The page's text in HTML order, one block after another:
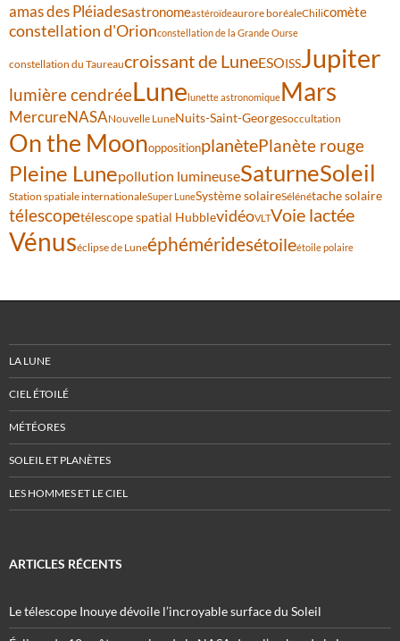
amas des Pléiadesastronomeastéroïdeaurore boréaleChilicomète
constellation d'Orionconstellation de la Grande Ourse
constellation du Taureaucroissant de LuneESOISSJupiter
lumière cendréeLunelunette astronomiqueMars
MercureNASANouvelle LuneNuits-Saint-Georgesoccultation
On the MoonoppositionplanètePlanète rouge
Pleine Lunepollution lumineuseSaturneSoleil
Station spatiale internationaleSuper LuneSystème solaireSélénétache solaire
télescopetélescope spatial HubblevidéoVLTVoie lactée
Vénuséclipse de Luneéphéméridesétoileétoile polaire
LA LUNE
CIEL ÉTOILÉ
MÉTÉORES
SOLEIL ET PLANÈTES
LES HOMMES ET LE CIEL
ARTICLES RÉCENTS
Le télescope Inouye dévoile l’incroyable surface du Soleil